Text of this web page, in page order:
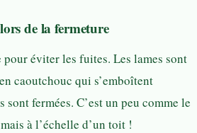
de la fermeture
pour éviter les fuites. Les lames sont
caoutchouc qui s’emboîtent
fermées. C’est un peu comme le
à l’échelle d’un toit !